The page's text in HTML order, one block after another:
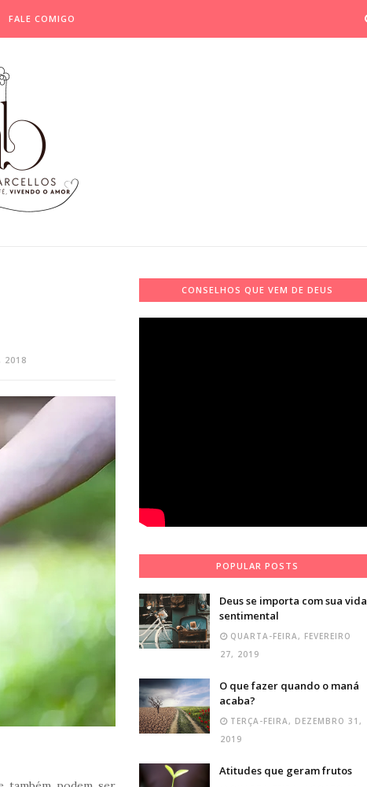
FALE COMIGO
2018
CONSELHOS QUE VEM DE DEUS
POPULAR POSTS
Deus se importa com sua vida
sentimental
QUARTA-FEIRA, FEVEREIRO
27, 2019
O que fazer quando o maná
acaba?
TERÇA-FEIRA, DEZEMBRO 31,
2019
Atitudes que geram frutos